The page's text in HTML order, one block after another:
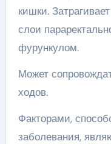
кишки.
слои
фурункулом.
Может
ходов.
Факторами,
заболевания,